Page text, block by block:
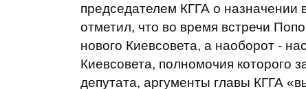
председателем КГГА о
отметил, что во время встречи
нового Киевсовета, а наоборот -
Киевсовета, полномочия которого
депутата, аргументы главы КГГА